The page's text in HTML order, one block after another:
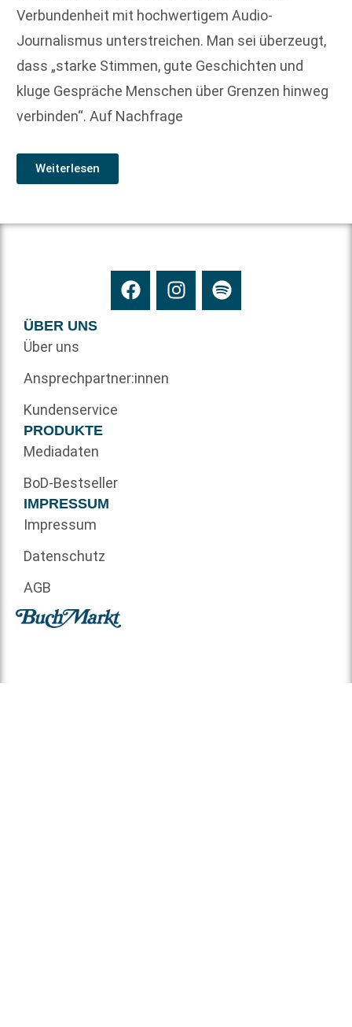
Verbundenheit mit hochwertigem Audio-
Journalismus unterstreichen. Man sei überzeugt,
dass „starke Stimmen, gute Geschichten und
kluge Gespräche Menschen über Grenzen hinweg
verbinden“. Auf Nachfrage
Weiterlesen
ÜBER UNS
Über uns
Ansprechpartner:innen
Kundenservice
PRODUKTE
Mediadaten
BoD-Bestseller
IMPRESSUM
Impressum
Datenschutz
AGB